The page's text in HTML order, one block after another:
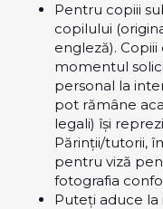
Pentru copiii
copilului
engleză). Copiii
momentul
personal la
pot rămâne
legali) își
Părinții/tutorii,
pentru viză
fotografia
Puteți aduce la